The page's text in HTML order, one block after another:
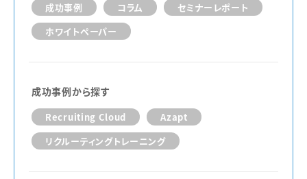
成功事例 コラム
セミナーレポート
ホワイトペーパー
成功事例から探す
Recruiting Cloud
Azapt
リクルーティングトレーニング